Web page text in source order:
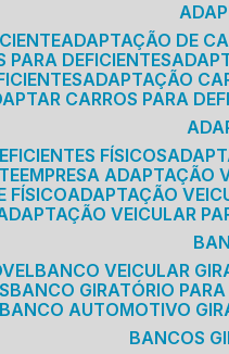
ADAPTAÇÃO DE
PARA DEFICIENTES
ADAPTAÇÃO
CARROS PARA
FÍSICOS
EMPRESA ADAPTAÇÃO
FÍSICO
ADAPTAÇÃO
ADAPTAÇÃO VEICULAR
BANCO VEICULAR
BANCO GIRATÓRIO
BANCO AUTOMOTIVO
BANCOS